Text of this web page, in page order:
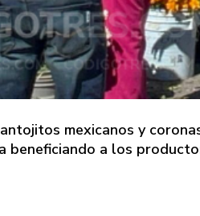
mexicanos y
beneficiando a los